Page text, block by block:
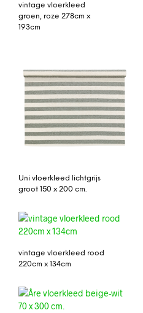
vintage vloerkleed
groen, roze 278cm x
193cm
Uni vloerkleed lichtgrijs
groot 150 x 200 cm.
vintage vloerkleed rood
220cm x 134cm